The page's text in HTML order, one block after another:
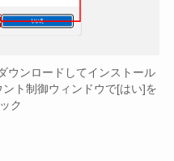
ウンロードしてインストール
ト制御ウィンドウで[はい]を
ク